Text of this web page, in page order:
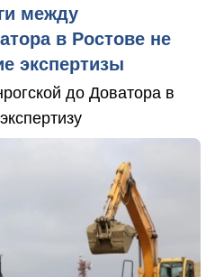
между
в Ростове не
экспертизы
до Доватора в